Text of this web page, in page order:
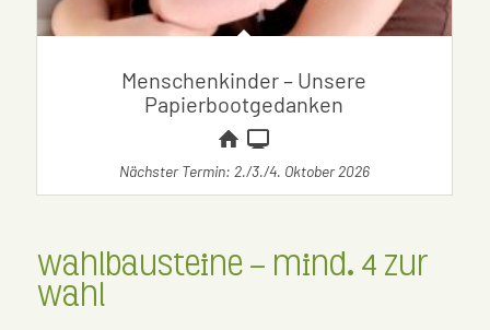
Menschenkinder – Unsere
Papierbootgedanken
Nächster Termin: 2./3./4. Oktober 2026
Wahlbausteine – mind. 4 zur
Wahl